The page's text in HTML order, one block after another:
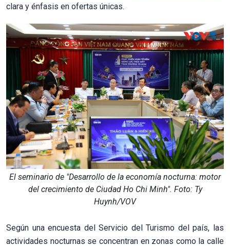
clara y énfasis en ofertas únicas.
El seminario de "Desarrollo de la economía nocturna: motor
del crecimiento de Ciudad Ho Chi Minh". Foto: Ty
Huynh/VOV
Según una encuesta del Servicio del Turismo del país, las
actividades nocturnas se concentran en zonas como la calle